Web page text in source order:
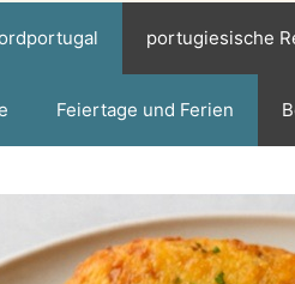
portugiesische
Feiertage und Ferien